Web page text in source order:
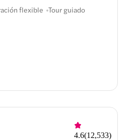
flexible Tour guiado
4.6(12,533)